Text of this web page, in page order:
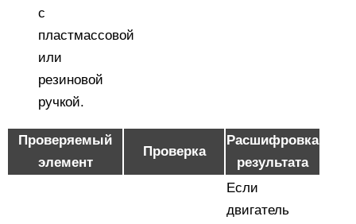
с
пластмассовой
или
резиновой
ручкой.
Проверяемый
элемент
Проверка
Расшифровка
результата
Если
двигатель